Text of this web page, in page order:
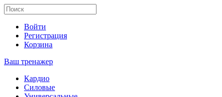
Войти
Регистрация
Корзина
Ваш тренажер
Кардио
Силовые